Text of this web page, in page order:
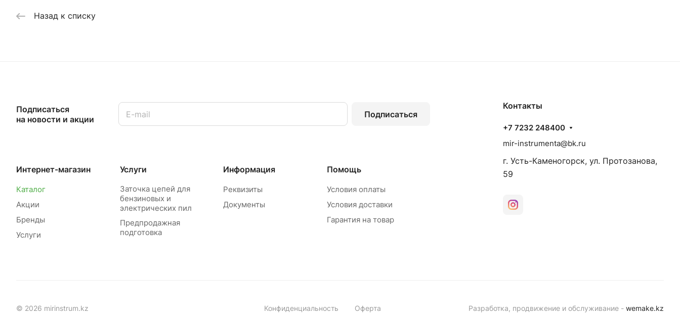
Назад к списку
Подписаться
на новости и акции
Подписаться
Интернет-магазин
Каталог
Акции
Бренды
Услуги
Услуги
Заточка цепей для
бензиновых и
электрических пил
Предпродажная
подготовка
Информация
Реквизиты
Документы
Помощь
Условия оплаты
Условия доставки
Гарантия на товар
Контакты
+7 7232 248400
mir-instrumenta@bk.ru
г. Усть-Каменогорск, ул. Протозанова,
59
© 2026 mirinstrum.kz Конфиденциальность Оферта Разработка, продвижение и обслуживание - wemake.kz